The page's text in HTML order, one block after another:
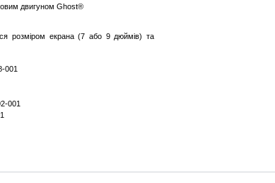
двигуном Ghost®
розміром екрана (7 або 9 дюймів) та
001
001